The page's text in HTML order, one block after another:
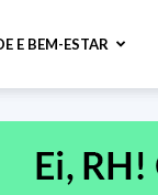
E BEM-ESTAR